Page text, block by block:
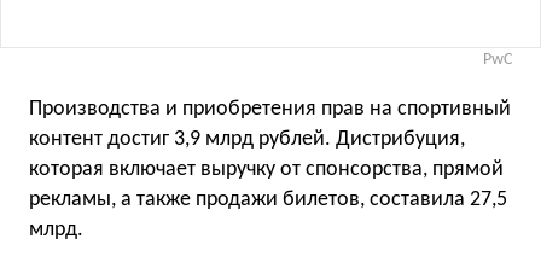
PwC
Производства и приобретения прав на спортивный
контент достиг 3,9 млрд рублей. Дистрибуция,
которая включает выручку от спонсорства, прямой
рекламы, а также продажи билетов, составила 27,5
млрд.